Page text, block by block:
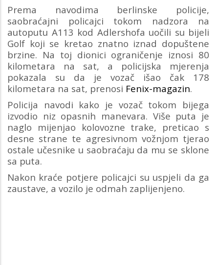
Prema navodima berlinske policije,
saobraćajni policajci tokom nadzora na
autoputu A113 kod Adlershofa uočili su bijeli
Golf koji se kretao znatno iznad dopuštene
brzine. Na toj dionici ograničenje iznosi 80
kilometara na sat, a policijska mjerenja
pokazala su da je vozač išao čak 178
kilometara na sat, prenosi Fenix-magazin.
Policija navodi kako je vozač tokom bijega
izvodio niz opasnih manevara. Više puta je
naglo mijenjao kolovozne trake, preticao s
desne strane te agresivnom vožnjom tjerao
ostale učesnike u saobraćaju da mu se sklone
sa puta.
Nakon kraće potjere policajci su uspjeli da ga
zaustave, a vozilo je odmah zaplijenjeno.